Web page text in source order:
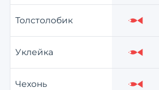
Толстолобик Слабо
Уклейка Слабо
Чехонь